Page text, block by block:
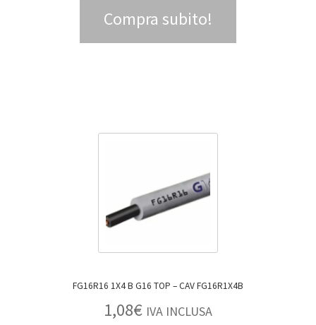
Compra subito!
FG16R16 1X4 B G16 TOP – CAV FG16R1X4B
1,08€ IVA INCLUSA